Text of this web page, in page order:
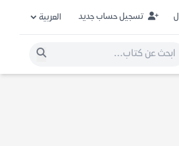
تسجيل حساب جديد